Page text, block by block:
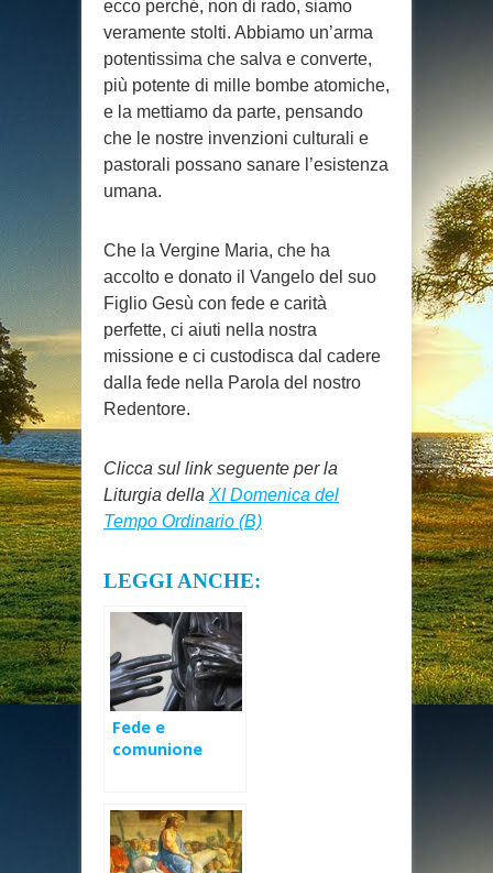
ecco perché, non di rado, siamo
veramente stolti. Abbiamo un’arma
potentissima che salva e converte,
più potente di mille bombe atomiche,
e la mettiamo da parte, pensando
che le nostre invenzioni culturali e
pastorali possano sanare l’esistenza
umana.
Che la Vergine Maria, che ha
accolto e donato il Vangelo del suo
Figlio Gesù con fede e carità
perfette, ci aiuti nella nostra
missione e ci custodisca dal cadere
dalla fede nella Parola del nostro
Redentore.
Clicca sul link seguente per la
Liturgia della XI Domenica del
Tempo Ordinario (B)
LEGGI ANCHE:
Fede e
comunione
Pasqua